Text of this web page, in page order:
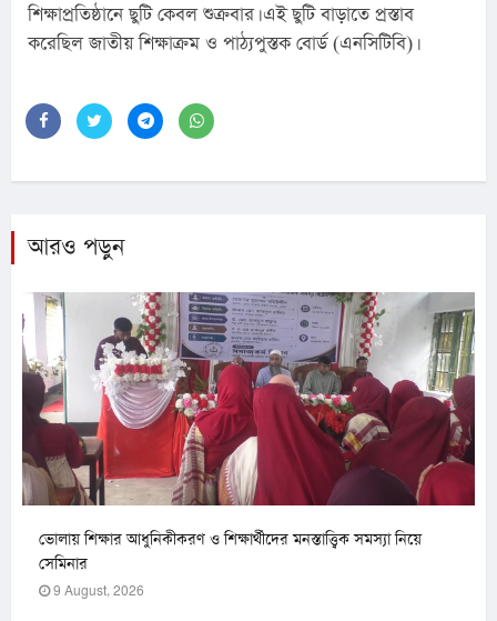
শিক্ষাপ্রতিষ্ঠানে ছুটি কেবল শুক্রবার। এই ছুটি বাড়াতে প্রস্তাব
করেছিল জাতীয় শিক্ষাক্রম ও পাঠ্যপুস্তক বোর্ড (এনসিটিবি)।
আরও পড়ুন
ভোলায় শিক্ষার আধুনিকীকরণ ও শিক্ষার্থীদের মনস্তাত্ত্বিক সমস্যা নিয়ে
সেমিনার
9 August, 2026